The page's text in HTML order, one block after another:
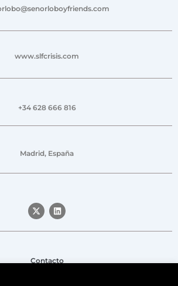
www.slfcrisis.com
+34 628 666 816
Madrid, España
Contacto